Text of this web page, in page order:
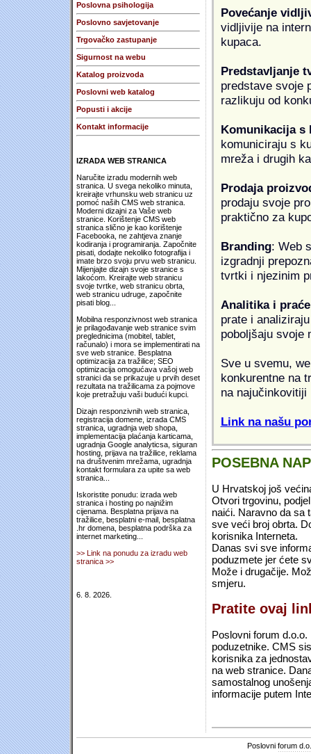
Poslovna psihologija
Poslovno savjetovanje
Trgovačko zastupanje
Sigurnost na webu
Katalog proizvoda
Poslovni web katalog
Popusti i akcije
Kontakt informacije
IZRADA WEB STRANICA
Naručite izradu modernih web
stranica. U svega nekoliko minuta,
kreirajte vrhunsku web stranicu uz
pomoć naših CMS web stranica.
Moderni dizajni za Vaše web
stranice. Korištenje CMS web
stranica slično je kao korištenje
Facebooka, ne zahtjeva znanje
kodiranja i programiranja. Započnite
pisati, dodajte nekoliko fotografija i
imate brzo svoju prvu web stranicu.
Mijenjajte dizajn svoje stranice s
lakoćom. Kreirajte web stranicu
svoje tvrtke, web stranicu obrta,
web stranicu udruge, započnite
pisati blog...
Mobilna responzivnost web stranica
je prilagođavanje web stranice svim
preglednicima (mobitel, tablet,
računalo) i mora se implementirati na
sve web stranice. Besplatna
optimizacija za tražilice; SEO
optimizacija omogućava vašoj web
stranici da se prikazuje u prvih deset
rezultata na tražilicama za pojmove
koje pretražuju vaši budući kupci.
Dizajn responzivnih web stranica,
registracija domene, izrada CMS
stranica, ugradnja web shopa,
implementacija plaćanja karticama,
ugradnja Google analyticsa, siguran
hosting, prijava na tražilice, reklama
na društvenim mrežama, ugradnja
kontakt formulara za upite sa web
stranica...
Iskoristite ponudu: izrada web
stranica i hosting po najnižim
cijenama. Besplatna prijava na
tražilice, besplatni e-mail, besplatna
.hr domena, besplatna podrška za
internet marketing...
>> Link na ponudu za izradu web
stranica >>
6. 8. 2026.
Povećanje
vidljivije na
kupaca.
Predstavljanje
predstave svoje
razlikuju od
Komunikacija s
komuniciraju s
mreža i drugih
Prodaja
prodaju svoje
praktično za
Branding: Web
izgradnji
tvrtki i njezinim
Analitika i
prate i
poboljšaju svoje
Sve u svemu,
konkurentne na
na najučinkovitiji
Link na našu
POSEBNA
U Hrvatskoj još
Otvori trgovinu,
naići. Naravno da sa
sve veći broj obrta.
korisnika Interneta.
Danas svi sve
poduzmete jer ćete
Može i drugačije.
smjeru.
Pratite ovaj
Poslovni forum
poduzetnike. CMS
korisnika za
na web stranice.
samostalnog
informacije putem
Poslovni forum